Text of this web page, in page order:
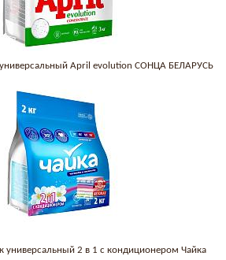
April evolution СОНЦА БЕЛАРУСЬ
универсальный 2 в 1 с кондиционером Чайка